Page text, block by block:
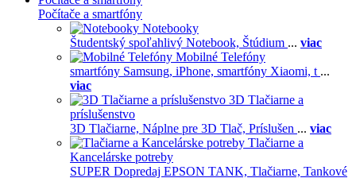
Počítače a smartfóny
Notebooky
Študentský spoľahlivý Notebook, Štúdium ... viac
Mobilné Telefóny
smartfóny Samsung, iPhone, smartfóny Xiaomi, t ...
viac
3D Tlačiarne a
príslušenstvo
3D Tlačiarne, Náplne pre 3D Tlač, Príslušen ... viac
Tlačiarne a
Kancelárske potreby
SUPER Dopredaj EPSON TANK, Tlačiarne, Tankové